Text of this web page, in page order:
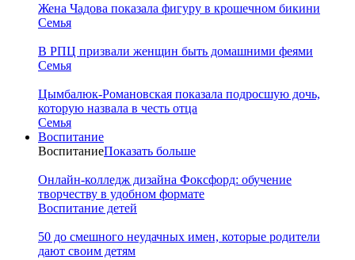
Жена Чадова показала фигуру в крошечном бикини
Семья
В РПЦ призвали женщин быть домашними феями
Семья
Цымбалюк-Романовская показала подросшую дочь,
которую назвала в честь отца
Семья
Воспитание
ВоспитаниеПоказать больше
Онлайн-колледж дизайна Фоксфорд: обучение
творчеству в удобном формате
Воспитание детей
50 до смешного неудачных имен, которые родители
дают своим детям